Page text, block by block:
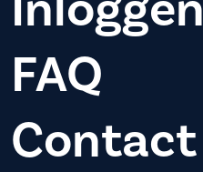
FAQ
Contact